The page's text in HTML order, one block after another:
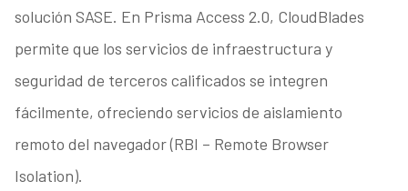
solución SASE. En Prisma Access 2.0, CloudBlades
permite que los servicios de infraestructura y
seguridad de terceros calificados se integren
fácilmente, ofreciendo servicios de aislamiento
remoto del navegador (RBI – Remote Browser
Isolation).